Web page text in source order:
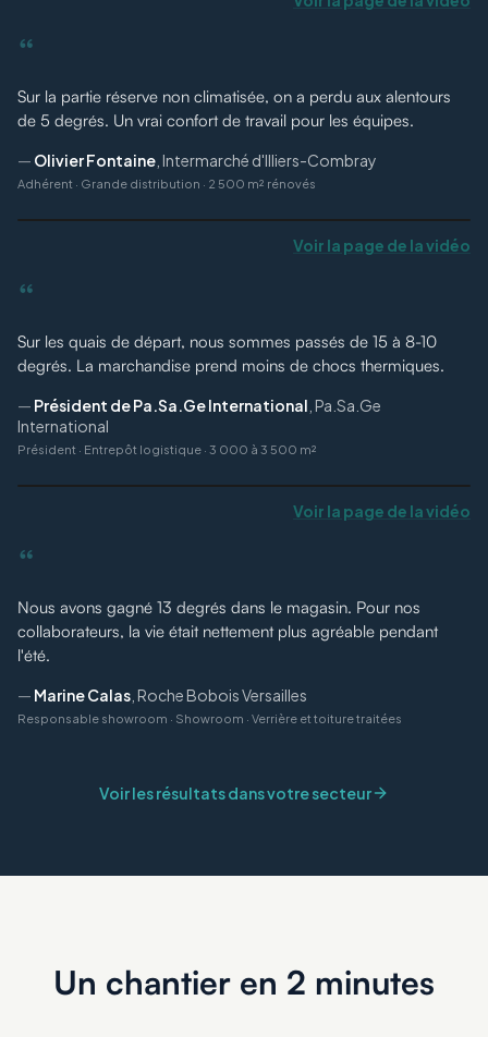
“
Sur la partie réserve non climatisée, on a perdu aux alentours
de 5 degrés. Un vrai confort de travail pour les équipes.
— Olivier Fontaine Intermarché d'Illiers-Combray
Adhérent · Grande distribution · 2 500 m² rénovés
Voir la page de la vidéo
“
Sur les quais de départ, nous sommes passés de 15 à 8-10
degrés. La marchandise prend moins de chocs thermiques.
— Président de Pa.Sa.Ge International Pa.Sa.Ge
International
Président · Entrepôt logistique · 3 000 à 3 500 m²
Voir la page de la vidéo
“
Nous avons gagné 13 degrés dans le magasin. Pour nos
collaborateurs, la vie était nettement plus agréable pendant
l'été.
— Marine Calas Roche Bobois Versailles
Responsable showroom · Showroom · Verrière et toiture traitées
Voir les résultats dans votre secteur
Un chantier en 2 minutes